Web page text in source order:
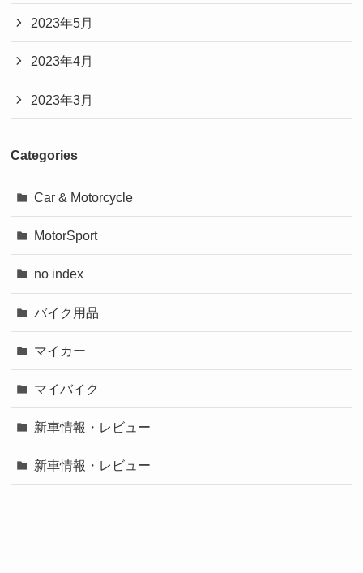
2023年5月
2023年4月
2023年3月
Categories
Car & Motorcycle
MotorSport
no index
バイク用品
マイカー
マイバイク
新車情報・レビュー
新車情報・レビュー